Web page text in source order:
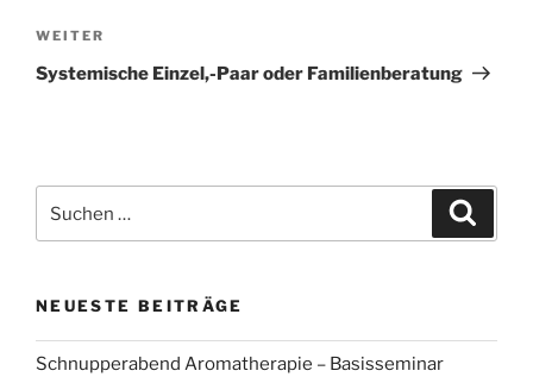
Nächster
Beitrag
WEITER
Systemische Einzel,-Paar oder Familienberatung
nach:
NEUESTE BEITRÄGE
Schnupperabend Aromatherapie – Basisseminar